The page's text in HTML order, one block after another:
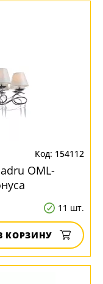
154112
OML-
11 шт.
КОРЗИНУ